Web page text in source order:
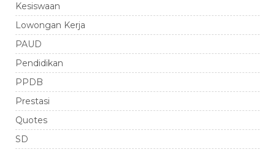
Kesiswaan
Lowongan Kerja
PAUD
Pendidikan
PPDB
Prestasi
Quotes
SD